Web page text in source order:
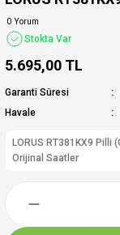
0 Yorum
Stokta Var
5.695,00 TL
Garanti Süresi
Havale
LORUS RT381KX9 Pilli
Orijinal Saatler